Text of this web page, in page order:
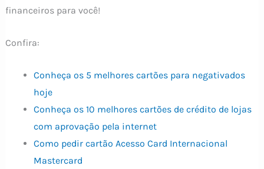
financeiros para você!
Confira:
Conheça os 5 melhores cartões para negativados
hoje
Conheça os 10 melhores cartões de crédito de lojas
com aprovação pela internet
Como pedir cartão Acesso Card Internacional
Mastercard